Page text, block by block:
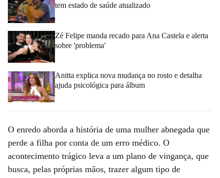
tem estado de saúde atualizado
Zé Felipe manda recado para Ana Castela e alerta
sobre 'problema'
Anitta explica nova mudança no rosto e detalha
ajuda psicológica para álbum
O enredo aborda a história de uma mulher abnegada que
perde a filha por conta de um erro médico. O
acontecimento trágico leva a um plano de vingança, que
busca, pelas próprias mãos, trazer algum tipo de